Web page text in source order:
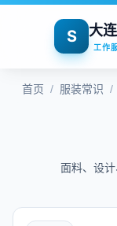
S 大
工作
首页 / 服装常识 /
面料、设